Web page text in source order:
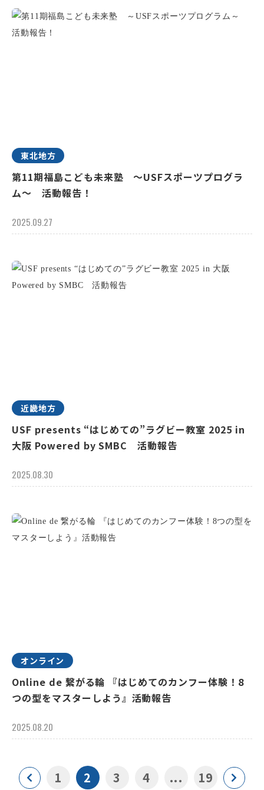
東北地方
第11期福島こども未来塾 ～USFスポーツプログラ
ム～ 活動報告！
2025.09.27
近畿地方
USF presents “はじめての”ラグビー教室 2025 in
大阪 Powered by SMBC 活動報告
2025.08.30
オンライン
Online de 繋がる輪 『はじめてのカンフー体験！8
つの型をマスターしよう』活動報告
2025.08.20
1 2 3 4 ... 19